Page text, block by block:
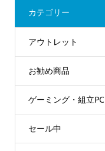
カテゴリー
アウトレット
お勧め商品
ゲーミング・組立PC
セール中